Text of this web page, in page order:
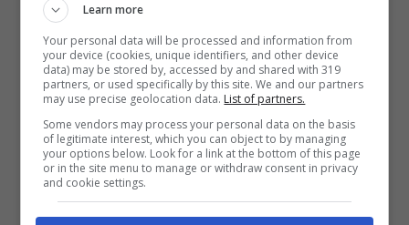
Al contrario, alcune città hanno mostrato
maggior difficoltà nell’accogliere
positivamente gli espatriati. Tra queste
troviamo metropoli canadesi come
VancouvereToronto che insieme a
diverse città tedesche quali
BavieraedAmburgooccupano le
Learn more
Your personal data will be processed and information from
your device (cookies, unique identifiers, and other device
data) may be stored by, accessed by and shared with 319
partners, or used specifically by this site. We and our partners
may use precise geolocation data. List of partners.
Some vendors may process your personal data on the basis
of legitimate interest, which you can object to by managing
your options below. Look for a link at the bottom of this page
or in the site menu to manage or withdraw consent in privacy
and cookie settings.